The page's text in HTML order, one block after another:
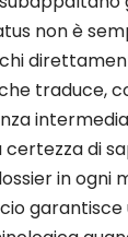
non è
traduce,
certezza di
in ogni
garantisce